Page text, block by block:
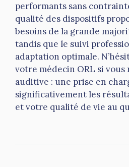
performants sans
qualité des dispositifs
besoins de la grande
tandis que le suivi
adaptation optimale.
votre médecin ORL si vous
auditive : une prise en
significativement les
et votre qualité de vie au